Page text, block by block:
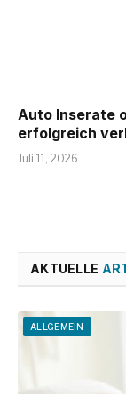
Auto Inserate
erfolgreich
Juli 11, 2026
AKTUELLE
ALLGEMEIN